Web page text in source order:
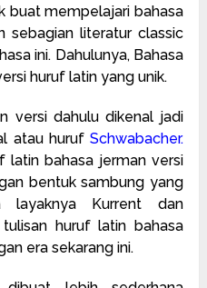
buat mempelajari bahasa
sebagian literatur classic
ini. Dahulunya, Bahasa
huruf latin yang unik.
versi dahulu dikenal jadi
atau huruf Schwabacher.
latin bahasa jerman versi
bentuk sambung yang
layaknya Kurrent dan
huruf latin bahasa
era sekarang ini.